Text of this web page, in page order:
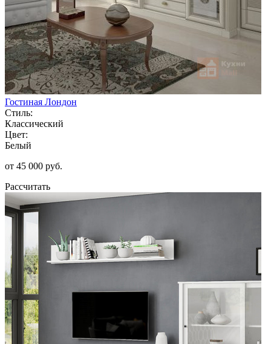
Гостиная Лондон
Стиль:
Классический
Цвет:
Белый
от 45 000 руб.
Рассчитать